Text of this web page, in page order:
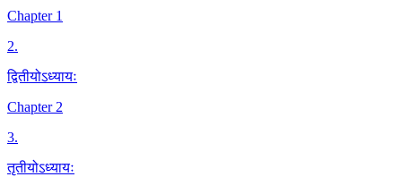
Chapter 1
2.
द्वितीयोऽध्यायः
Chapter 2
3.
तृतीयोऽध्यायः